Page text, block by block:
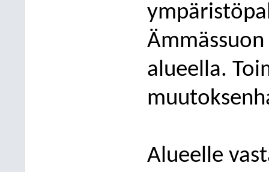
alueella.
Alueelle